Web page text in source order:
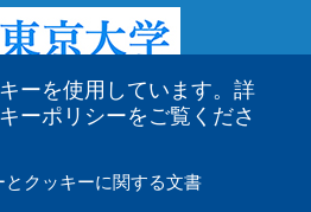
ーを使用しています。詳
ーポリシーをご覧くださ
クッキーに関する文書
は、米国 Education